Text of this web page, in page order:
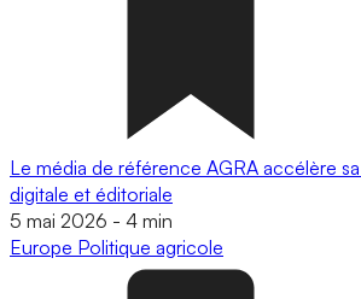
Le média de référence AGRA accélère
digitale et éditoriale
5 mai 2026 - 4 min
Europe Politique agricole